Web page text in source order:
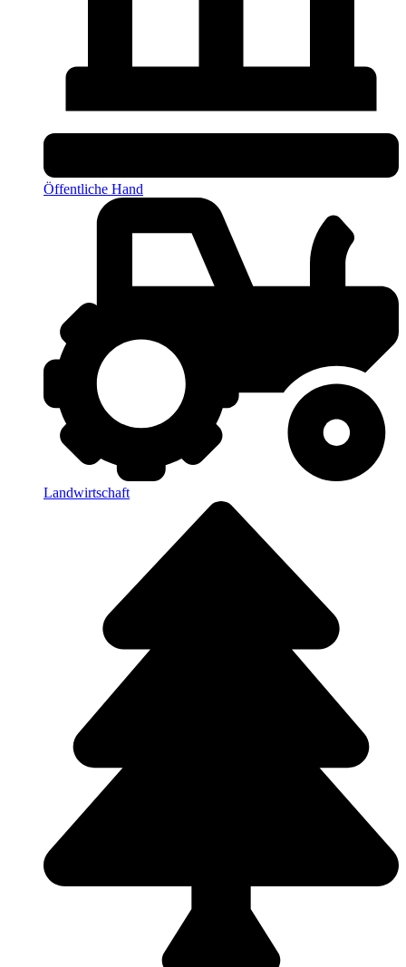
Öffentliche Hand
Landwirtschaft